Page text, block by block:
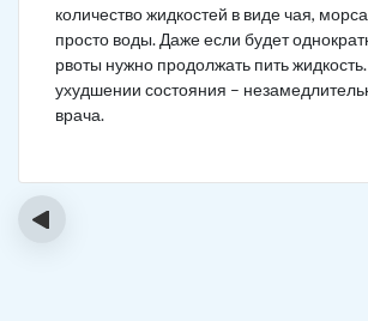
количество жидкостей в виде чая,
просто воды. Даже если будет
рвоты нужно продолжать пить
ухудшении состояния –
врача.
‹